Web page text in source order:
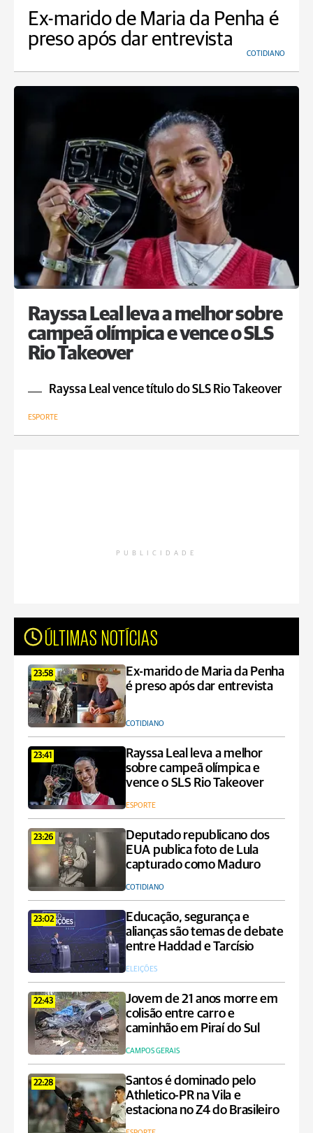
Ex-marido de Maria da Penha é
preso após dar entrevista
COTIDIANO
Rayssa Leal leva a melhor sobre
campeã olímpica e vence o SLS
Rio Takeover
Rayssa Leal vence título do SLS Rio Takeover
ESPORTE
PUBLICIDADE
ÚLTIMAS NOTÍCIAS
23:58
Ex-marido de Maria da Penha
é preso após dar entrevista
COTIDIANO
23:41
Rayssa Leal leva a melhor
sobre campeã olímpica e
vence o SLS Rio Takeover
ESPORTE
23:26
Deputado republicano dos
EUA publica foto de Lula
capturado como Maduro
COTIDIANO
23:02
Educação, segurança e
alianças são temas de debate
entre Haddad e Tarcísio
ELEIÇÕES
22:43
Jovem de 21 anos morre em
colisão entre carro e
caminhão em Piraí do Sul
CAMPOS GERAIS
22:28
Santos é dominado pelo
Athletico-PR na Vila e
estaciona no Z4 do Brasileiro